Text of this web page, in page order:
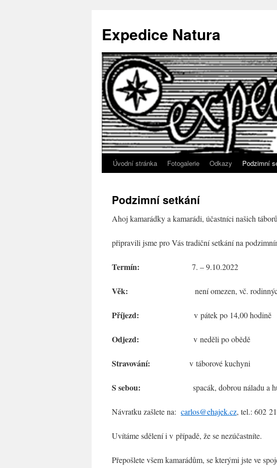
obsahu
webu
Expedice Natura
Úvodní stránka Fotogalerie Odkazy Podzimní
Podzimní setkání
Ahoj kamarádky a kamarádi, účastníci našich
připravili jsme pro Vás tradiční setkání na
Termín: 7. – 9.10.2022
Věk: není omezen, vč. rodinných
Příjezd: v pátek po 14,00 hodině
Odjezd: v neděli po obědě
Stravování: v táborové kuchyni
S sebou: spacák, dobrou náladu a
Návratku zašlete na: carlos@ehajek.cz, tel.: 602
Uvítáme sdělení i v případě, že se nezúčastníte.
Přepošlete všem kamarádům, se kterými jste ve